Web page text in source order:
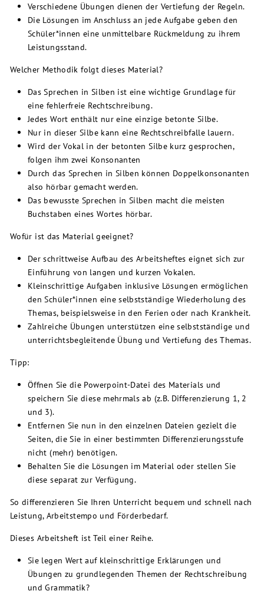
Verschiedene Übungen dienen der Vertiefung der Regeln.
Die Lösungen im Anschluss an jede Aufgabe geben den
Schüler*innen eine unmittelbare Rückmeldung zu ihrem
Leistungsstand.
Welcher Methodik folgt dieses Material?
Das Sprechen in Silben ist eine wichtige Grundlage für
eine fehlerfreie Rechtschreibung.
Jedes Wort enthält nur eine einzige betonte Silbe.
Nur in dieser Silbe kann eine Rechtschreibfalle lauern.
Wird der Vokal in der betonten Silbe kurz gesprochen,
folgen ihm zwei Konsonanten
Durch das Sprechen in Silben können Doppelkonsonanten
also hörbar gemacht werden.
Das bewusste Sprechen in Silben macht die meisten
Buchstaben eines Wortes hörbar.
Wofür ist das Material geeignet?
Der schrittweise Aufbau des Arbeitsheftes eignet sich zur
Einführung von langen und kurzen Vokalen.
Kleinschrittige Aufgaben inklusive Lösungen ermöglichen
den Schüler*innen eine selbstständige Wiederholung des
Themas, beispielsweise in den Ferien oder nach Krankheit.
Zahlreiche Übungen unterstützen eine selbstständige und
unterrichtsbegleitende Übung und Vertiefung des Themas.
Tipp:
Öffnen Sie die Powerpoint-Datei des Materials und
speichern Sie diese mehrmals ab (z.B. Differenzierung 1, 2
und 3).
Entfernen Sie nun in den einzelnen Dateien gezielt die
Seiten, die Sie in einer bestimmten Differenzierungsstufe
nicht (mehr) benötigen.
Behalten Sie die Lösungen im Material oder stellen Sie
diese separat zur Verfügung.
So differenzieren Sie Ihren Unterricht bequem und schnell nach
Leistung, Arbeitstempo und Förderbedarf.
Dieses Arbeitsheft ist Teil einer Reihe.
Sie legen Wert auf kleinschrittige Erklärungen und
Übungen zu grundlegenden Themen der Rechtschreibung
und Grammatik?